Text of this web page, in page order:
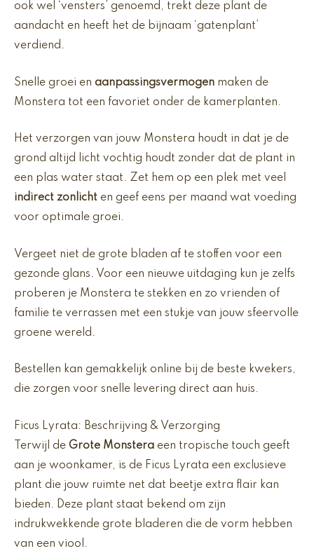
ook wel ‘vensters’ genoemd, trekt deze plant de
aandacht en heeft het de bijnaam ‘gatenplant’
verdiend.
Snelle groei en aanpassingsvermogen maken de
Monstera tot een favoriet onder de kamerplanten.
Het verzorgen van jouw Monstera houdt in dat je de
grond altijd licht vochtig houdt zonder dat de plant in
een plas water staat. Zet hem op een plek met veel
indirect zonlicht en geef eens per maand wat voeding
voor optimale groei.
Vergeet niet de grote bladen af te stoffen voor een
gezonde glans. Voor een nieuwe uitdaging kun je zelfs
proberen je Monstera te stekken en zo vrienden of
familie te verrassen met een stukje van jouw sfeervolle
groene wereld.
Bestellen kan gemakkelijk online bij de beste kwekers,
die zorgen voor snelle levering direct aan huis.
Ficus Lyrata: Beschrijving & Verzorging
Terwijl de Grote Monstera een tropische touch geeft
aan je woonkamer, is de Ficus Lyrata een exclusieve
plant die jouw ruimte net dat beetje extra flair kan
bieden. Deze plant staat bekend om zijn
indrukwekkende grote bladeren die de vorm hebben
van een viool.